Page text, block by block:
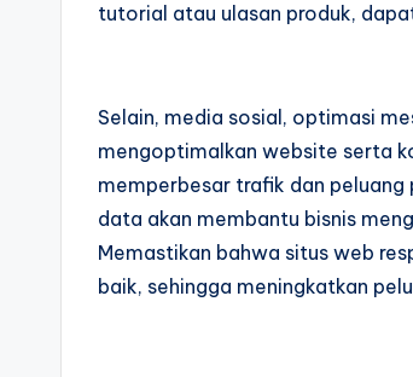
tutorial atau ulasan produk,
Selain, media sosial, optimasi
mengoptimalkan website serta
memperbesar trafik dan peluang
data akan membantu bisnis
Memastikan bahwa situs web
baik, sehingga meningkatkan